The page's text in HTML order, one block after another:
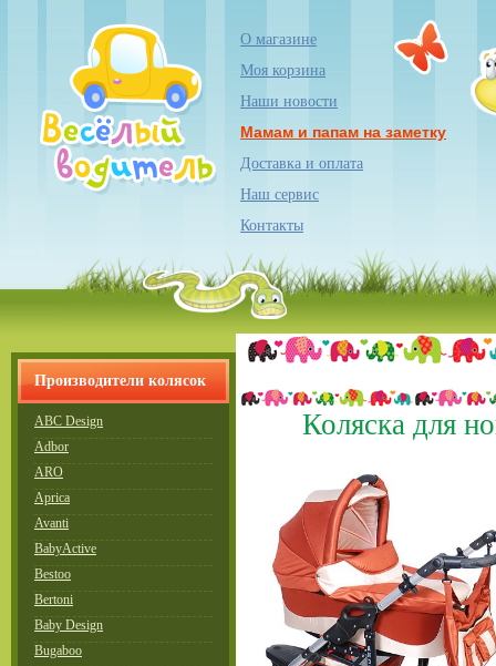
О магазине
Моя корзина
Наши новости
Мамам и папам на заметку
Доставка и оплата
Наш сервис
Контакты
Производители колясок
ABC Design
Adbor
ARO
Aprica
Avanti
BabyActive
Bestoo
Bertoni
Baby Design
Bugaboo
Коляска для